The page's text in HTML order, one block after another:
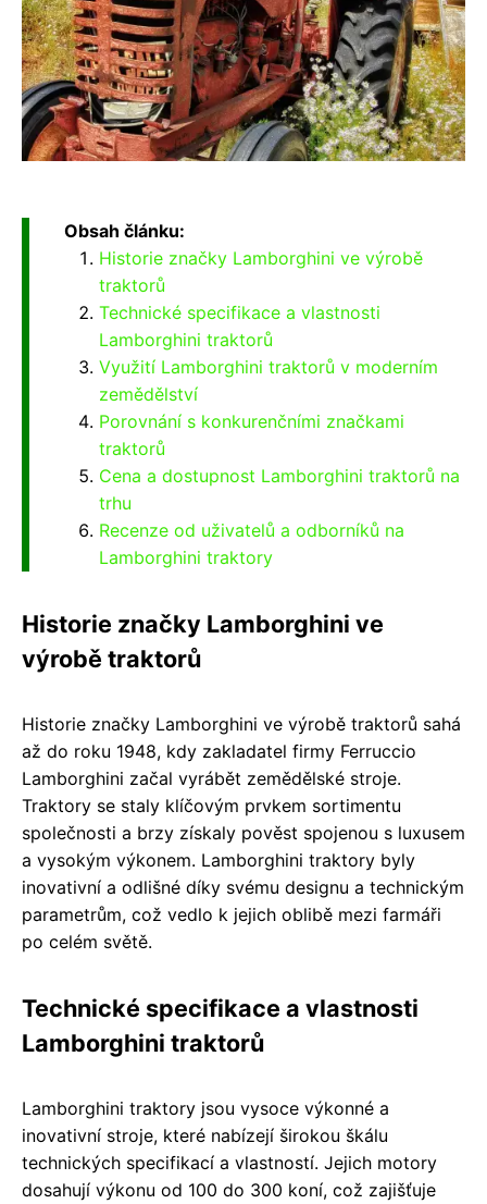
Obsah článku:
Historie značky Lamborghini ve výrobě
traktorů
Technické specifikace a vlastnosti
Lamborghini traktorů
Využití Lamborghini traktorů v moderním
zemědělství
Porovnání s konkurenčními značkami
traktorů
Cena a dostupnost Lamborghini traktorů na
trhu
Recenze od uživatelů a odborníků na
Lamborghini traktory
Historie značky Lamborghini ve
výrobě traktorů
Historie značky Lamborghini ve výrobě traktorů sahá
až do roku 1948, kdy zakladatel firmy Ferruccio
Lamborghini začal vyrábět zemědělské stroje.
Traktory se staly klíčovým prvkem sortimentu
společnosti a brzy získaly pověst spojenou s luxusem
a vysokým výkonem. Lamborghini traktory byly
inovativní a odlišné díky svému designu a technickým
parametrům, což vedlo k jejich oblibě mezi farmáři
po celém světě.
Technické specifikace a vlastnosti
Lamborghini traktorů
Lamborghini traktory jsou vysoce výkonné a
inovativní stroje, které nabízejí širokou škálu
technických specifikací a vlastností. Jejich motory
dosahují výkonu od 100 do 300 koní, což zajišťuje